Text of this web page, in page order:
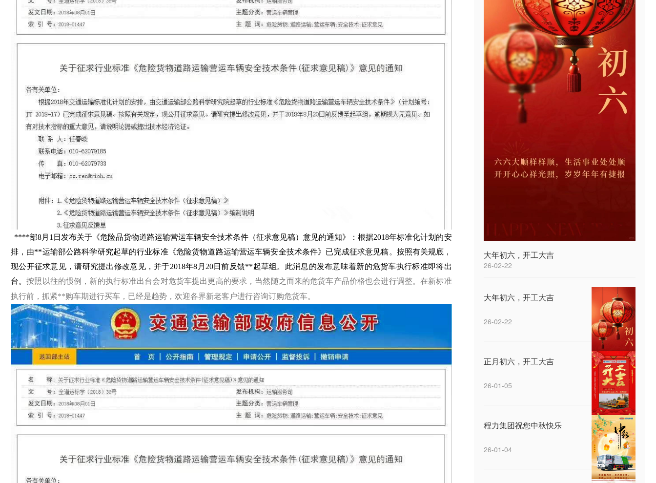
****部8月1日发布关于《危险品货物道路运输营运车辆安全技术条件（征求意见稿）意见的通知》：根据2018年标准化计划的安
排，由**运输部公路科学研究起草的行业标准《危险货物道路运输营运车辆安全技术条件》已完成征求意见稿。按照有关规底，
现公开征求意见，请研究提出修改意见，并于2018年8月20日前反馈**起草组。此消息的发布意味着新的危货车执行标准即将出
台。按照以往的惯例，新的执行标准出台会对危货车提出更高的要求，当然随之而来的危货车产品价格也会进行调整。在新标准
执行前，抓紧**购车期进行买车，已经是趋势，欢迎各界新老客户进行咨询订购危货车。
大年初六，开工大吉
26-02-22
大年初六，开工大吉
26-02-22
正月初六，开工大吉
26-01-05
程力集团祝您中秋快乐
26-01-04